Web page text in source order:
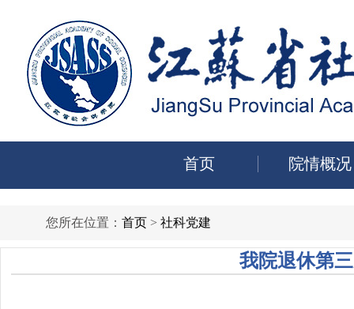
首页 院情概况
您所在位置： 首页 > 社科党建
我院退休第